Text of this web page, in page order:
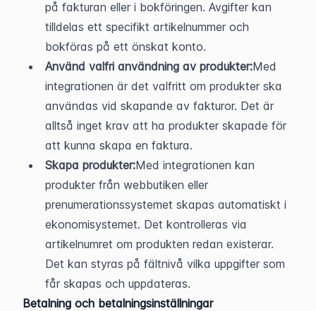
på fakturan eller i bokföringen. Avgifter kan
tilldelas ett specifikt artikelnummer och
bokföras på ett önskat konto.
Använd valfri användning av produkter:Med
integrationen är det valfritt om produkter ska
användas vid skapande av fakturor. Det är
alltså inget krav att ha produkter skapade för
att kunna skapa en faktura.
Skapa produkter:Med integrationen kan
produkter från webbutiken eller
prenumerationssystemet skapas automatiskt i
ekonomisystemet. Det kontrolleras via
artikelnumret om produkten redan existerar.
Det kan styras på fältnivå vilka uppgifter som
får skapas och uppdateras.
Betalning och betalningsinställningar